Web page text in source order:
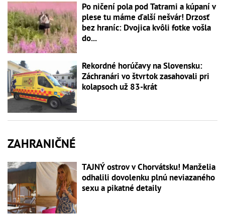
Po ničení pola pod Tatrami a kúpaní v
plese tu máme ďalší nešvár! Drzosť
bez hraníc: Dvojica kvôli fotke vošla
do...
Rekordné horúčavy na Slovensku:
Záchranári vo štvrtok zasahovali pri
kolapsoch už 83-krát
ZAHRANIČNÉ
TAJNÝ ostrov v Chorvátsku! Manželia
odhalili dovolenku plnú neviazaného
sexu a pikatné detaily